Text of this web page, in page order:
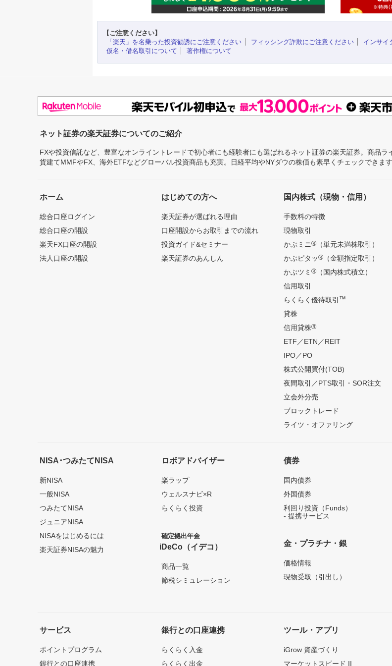
【ご注意ください】
「楽天」を名乗った投資勧誘にご注意ください
フィッシング詐欺にご注意ください インサイ
仮名・借名取引について
著作権について
ネット証券の楽天証券についてのご紹介
FXや投資信託など、豊富なオンライントレードで初心者にも経験者にも選ばれるネット証券の楽天証券。商品
貨建てMMFやFX、海外ETFなどグローバル投資商品も充実。日経平均やNYダウの株価も素早くチェックできます
ホーム
総合口座ログイン
総合口座の開設
楽天FX口座の開設
法人口座の開設
はじめての方へ
楽天証券が選ばれる理由
口座開設からお取引までの流れ
投資ガイド&セミナー
楽天証券のあんしん
国内株式（現物・信用）
手数料の特徴
現物取引
かぶミニ®（単元未満株取引）
かぶピタッ®（金額指定取引）
かぶツミ ®（国内株式積立）
信用取引
らくらく優待取引 ™
貸株
信用貸株®
ETF／ETN／REIT
IPO／PO
株式公開買付(TOB)
夜間取引／PTS取引・SOR注文
立会外分売
ブロックトレード
ライツ・オファリング
NISA･つみたてNISA
新NISA
一般NISA
つみたてNISA
ジュニアNISA
NISAをはじめるには
楽天証券NISAの魅力
ロボアドバイザー
楽ラップ
ウェルスナビ×R
らくらく投資
確定拠出年金
iDeCo（イデコ）
商品一覧
節税シミュレーション
債券
国内債券
外国債券
利回り投資（Funds）
- 提携サービス
金・プラチナ・銀
価格情報
現物受取（引出し）
サービス
ポイントプログラム
銀行との口座連携
銀行との口座連携
らくらく入金
らくらく出金
ツール・アプリ
iGrow 資産づくり
マーケットスピード II